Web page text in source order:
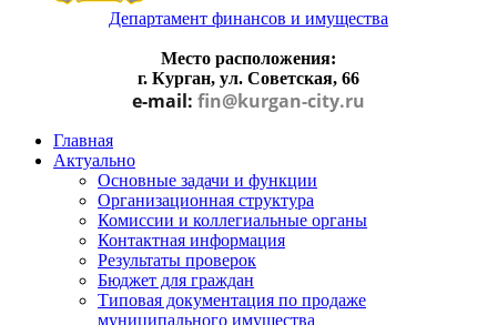
Департамент финансов и имущества
Место расположения:
г. Курган, ул. Советская, 66
e-mail: fin@kurgan-city.ru
Главная
Актуально
Основные задачи и функции
Организационная структура
Комиссии и коллегиальные органы
Контактная информация
Результаты проверок
Бюджет для граждан
Типовая документация по продаже
муниципального имущества